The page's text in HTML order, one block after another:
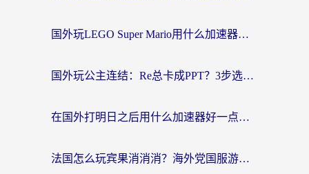
国外玩LEGO Super Mario用什么加速器？2026海外玩家亲测有效指南
国外玩公主连结：Re总卡成PPT？3步选对加速器，畅玩国服无压力
在国外打明日之后用什么加速器好一点？海外玩家亲测有效的国服游戏加速指南
法国怎么玩宾果消消消？海外党国服游戏加速器终极指南（附漫威召唤与合成解决办法）